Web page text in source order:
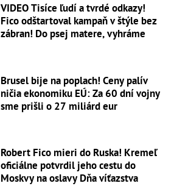
VIDEO Tisíce ľudí a tvrdé odkazy!
Fico odštartoval kampaň v štýle bez
zábran! Do psej matere, vyhráme
Brusel bije na poplach! Ceny palív
ničia ekonomiku EÚ: Za 60 dní vojny
sme prišli o 27 miliárd eur
Robert Fico mieri do Ruska! Kremeľ
oficiálne potvrdil jeho cestu do
Moskvy na oslavy Dňa víťazstva